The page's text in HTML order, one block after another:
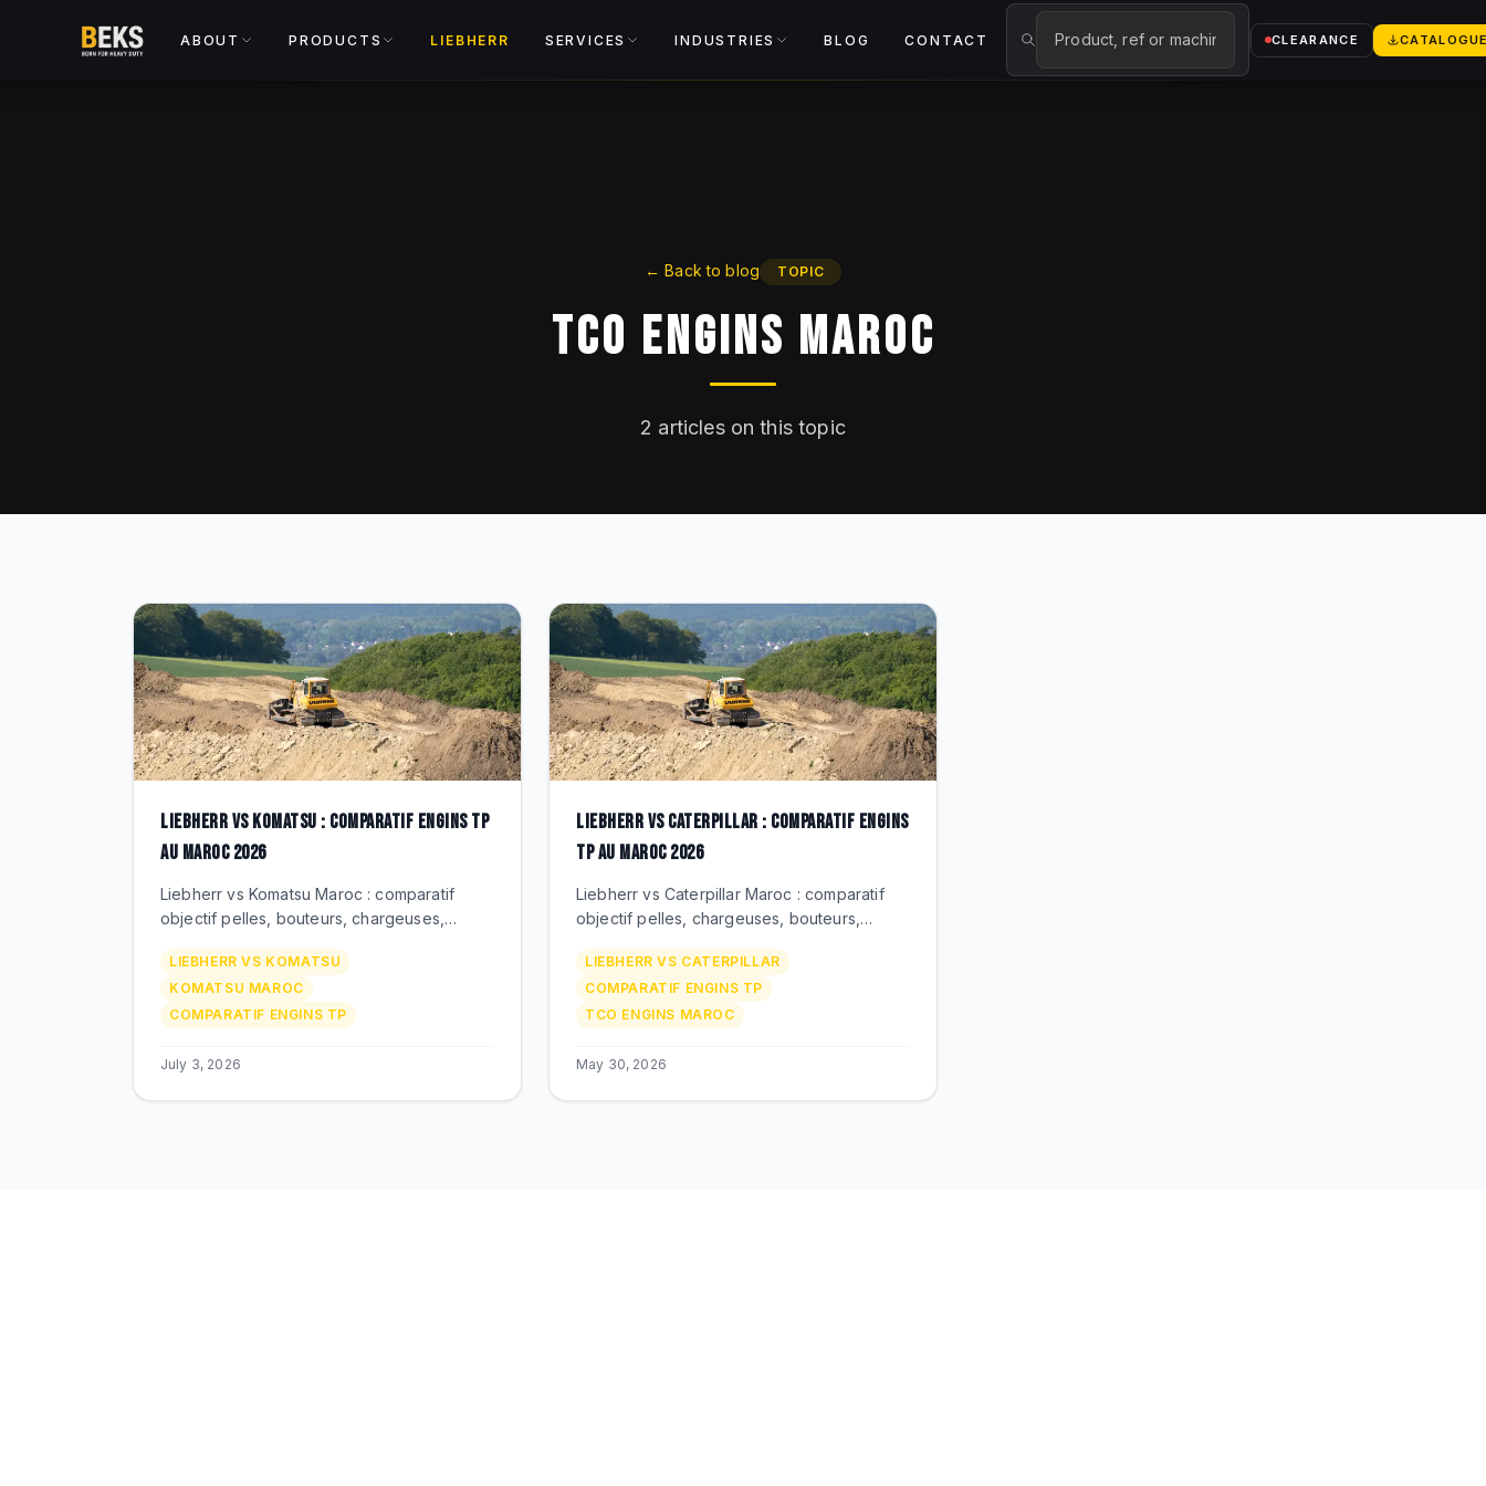
ABOUT PRODUCTS LIEBHERR SERVICES INDUSTRIES BLOG CONTACT CLEARANCE
←Back to blog TOPIC
TCO Engins Maroc
2 articles on this topic
LIEBHERR VS KOMATSU : COMPARATIF ENGINS TP
AU MAROC 2026
Liebherr vs Komatsu Maroc : comparatif
objectif pelles, bouteurs, chargeuses,
Les criteres chiffres pour choisir votre flotte
en 2026.
LIEBHERR VS KOMATSU
KOMATSU MAROC
COMPARATIF ENGINS TP
July 3, 2026
LIEBHERR VS CATERPILLAR : COMPARATIF ENGINS
TP AU MAROC 2026
Liebherr vs Caterpillar Maroc : comparatif
objectif pelles, chargeuses, bouteurs,
Guide pour choisir au Maroc 2026.
LIEBHERR VS CATERPILLAR
COMPARATIF ENGINS TP
TCO ENGINS MAROC
May 30, 2026